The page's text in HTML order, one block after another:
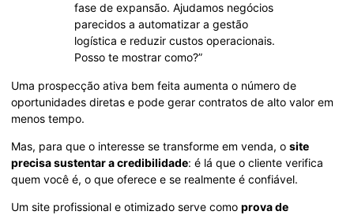
fase de expansão. Ajudamos negócios
parecidos a automatizar a gestão
logística e reduzir custos operacionais.
Posso te mostrar como?”
Uma prospecção ativa bem feita aumenta o número de
oportunidades diretas e pode gerar contratos de alto valor em
menos tempo.
Mas, para que o interesse se transforme em venda, o site
precisa sustentar a credibilidade: é lá que o cliente verifica
quem você é, o que oferece e se realmente é confiável.
Um site profissional e otimizado serve como prova de